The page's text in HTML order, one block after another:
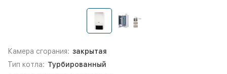
Камера сгорания: закрытая
Тип котла: Турбированный